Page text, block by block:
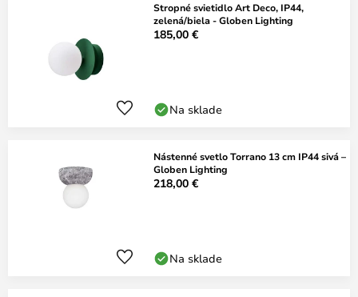
Stropné svietidlo Art Deco, IP44,
zelená/biela - Globen Lighting
185,00 €
Na sklade
Nástenné svetlo Torrano 13 cm IP44 sivá –
Globen Lighting
218,00 €
Na sklade